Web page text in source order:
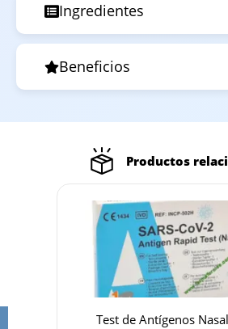
Ingredientes
Beneficios
Productos
Test de Antígenos